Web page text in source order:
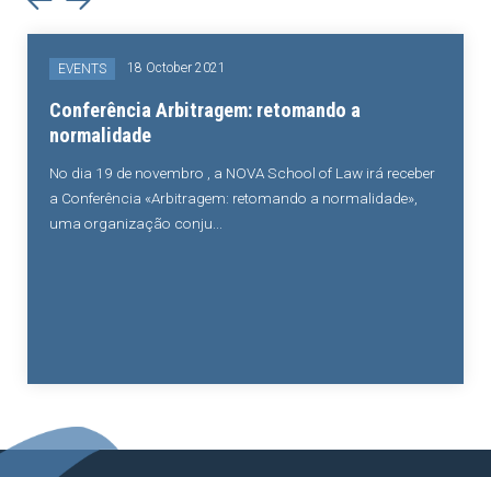
EVENTS 18 October 2021
Conferência Arbitragem: retomando a
normalidade
No dia 19 de novembro , a NOVA School of Law irá receber
a Conferência «Arbitragem: retomando a normalidade»,
uma organização conju...